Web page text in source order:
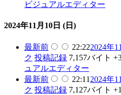
ビジュアルエディター
2024年11月10日 (日)
最新前 22:222024年
ク 投稿記録 7,157バイト
ュアルエディター
最新前 22:112024年
ク 投稿記録 7,127バイト